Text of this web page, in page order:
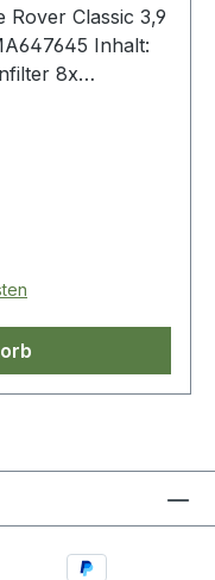
Rover Classic 3,9
Inhalt:
8x